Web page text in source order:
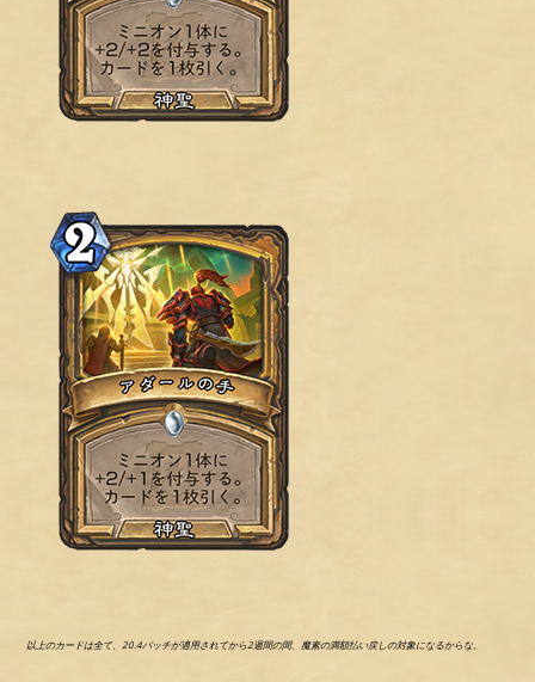
以上のカードは全て、20.4パッチが適用されてから2週間の間、魔素の満額払い戻しの対象になるからな。